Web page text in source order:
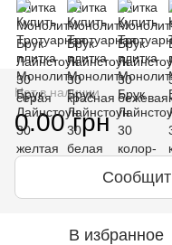
Нет в наличии
0.00 грн
В избранное